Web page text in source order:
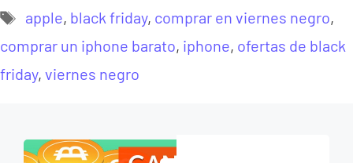
Etiquetas
apple, black friday, comprar en viernes negro,
comprar un iphone barato, iphone, ofertas de black
friday, viernes negro